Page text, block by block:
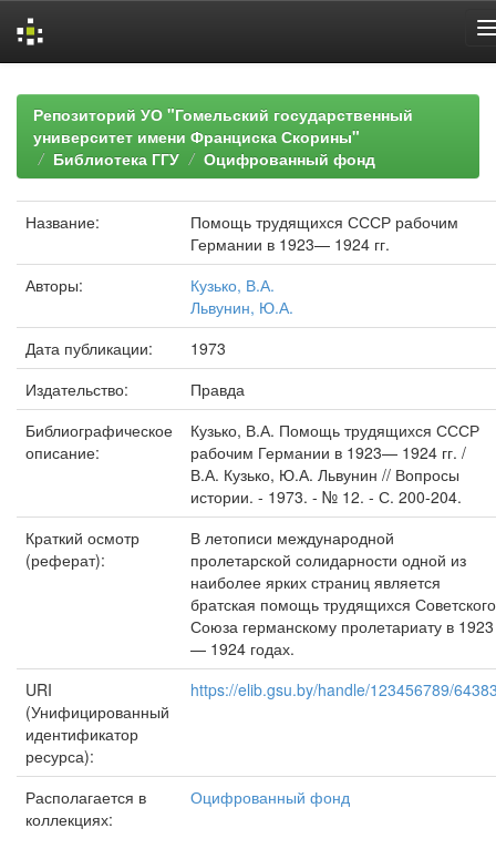
navigationРепозиторий УО "Гомельский государственный
университет имени Франциска Скорины"
Библиотека ГГУ
Оцифрованный фонд
Название:
Помощь трудящихся СССР рабочим
Германии в 1923— 1924 гг.
Авторы:
Кузько, В.А.
Львунин, Ю.А.
Дата публикации:
1973
Издательство:
Правда
Библиографическое
описание:
Кузько, В.А. Помощь трудящихся СССР
рабочим Германии в 1923— 1924 гг. /
В.А. Кузько, Ю.А. Львунин // Вопросы
истории. - 1973. - № 12. - С. 200-204.
Краткий осмотр
(реферат):
В летописи международной
пролетарской солидарности одной из
наиболее ярких страниц является
братская помощь трудящихся Советского
Союза германскому пролетариату в 1923
— 1924 годах.
URI
(Унифицированный
идентификатор
ресурса):
https://elib.gsu.by/handle/123456789/
Располагается в
коллекциях:
Оцифрованный фонд